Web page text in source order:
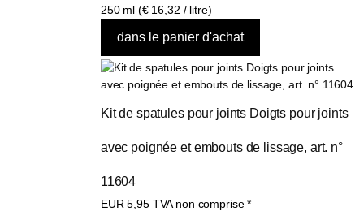
250 ml (€ 16,32 / litre)
Kit de spatules pour joints Doigts pour joints
avec poignée et embouts de lissage, art. n°
11604
EUR5,95 TVA non comprise *